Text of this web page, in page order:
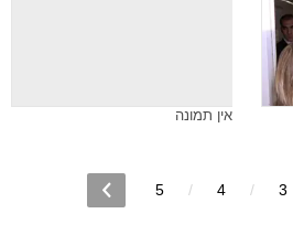
אין תמונה
3
4
5